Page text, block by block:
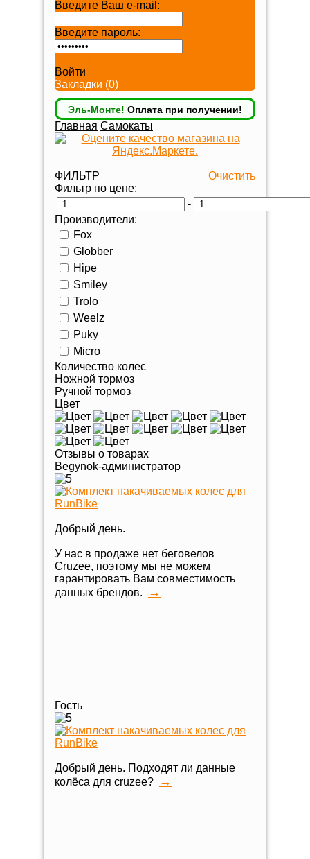
Введите Ваш e-mail:
Введите пароль:
Войти
Закладки (0)
Эль-Монте! Оплата при получении!
Главная Самокаты
ФИЛЬТР
Очистить
Фильтр по цене:
-
Производители:
Fox
Globber
Hipe
Smiley
Trolo
Weelz
Puky
Micro
Количество колес
Ножной тормоз
Ручной тормоз
Цвет
Отзывы о товарах
Begynok-администратор
Добрый день.
У нас в продаже нет беговелов
Cruzee, поэтому мы не можем
гарантировать Вам совместимость
данных брендов.
→
Гость
Добрый день. Подходят ли данные
колёса для cruzee?
→